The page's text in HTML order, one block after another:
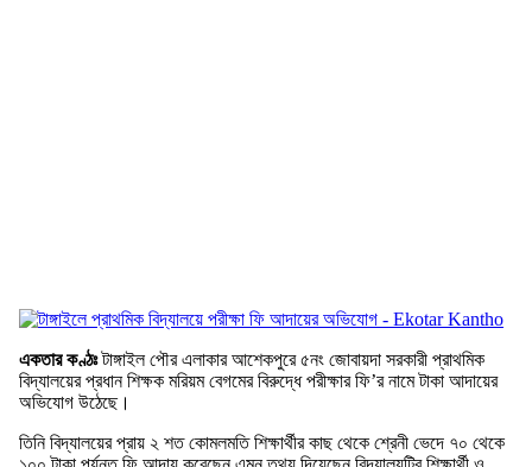
একতার কণ্ঠঃটাঙ্গাইল পৌর এলাকার আশেকপুরে ৫নং জোবায়দা সরকারী প্রাথমিক
বিদ্যালয়ের প্রধান শিক্ষক মরিয়ম বেগমের বিরুদ্ধে পরীক্ষার ফি’র নামে টাকা আদায়ের
অভিযোগ উঠেছে।
তিনি বিদ্যালয়ের প্রায় ২ শত কোমলমতি শিক্ষার্থীর কাছ থেকে শ্রেনী ভেদে ৭০ থেকে